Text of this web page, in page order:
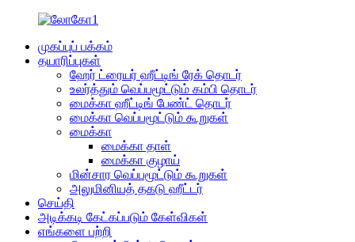
முகப்புப் பக்கம்
தயாரிப்புகள்
ஹேர் ட்ரையர் ஹீட்டிங் ரேக் தொடர்
உலர்த்தும் வெப்பமூட்டும் கம்பி தொடர்
மைக்கா ஹீட்டிங் பேண்ட் தொடர்
மைக்கா வெப்பமூட்டும் கூறுகள்
மைக்கா
மைக்கா தாள்
மைக்கா குழாய்
மின்சார வெப்பமூட்டும் கூறுகள்
அலுமினியத் தகடு ஹீட்டர்
செய்தி
அடிக்கடி கேட்கப்படும் கேள்விகள்
எங்களை பற்றி